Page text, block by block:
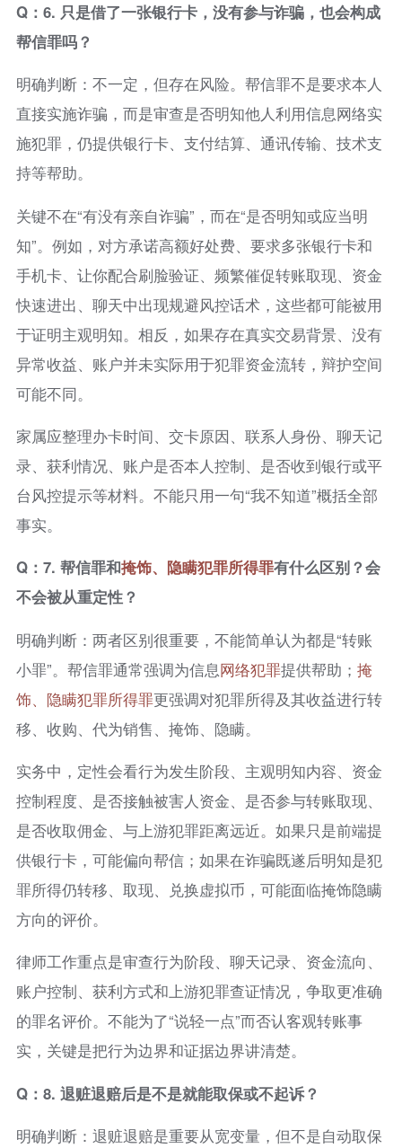
Q：6. 只是借了一张银行卡，没有参与诈骗，也会构成
帮信罪吗？
明确判断：不一定，但存在风险。帮信罪不是要求本人
直接实施诈骗，而是审查是否明知他人利用信息网络实
施犯罪，仍提供银行卡、支付结算、通讯传输、技术支
持等帮助。
关键不在“有没有亲自诈骗”，而在“是否明知或应当明
知”。例如，对方承诺高额好处费、要求多张银行卡和
手机卡、让你配合刷脸验证、频繁催促转账取现、资金
快速进出、聊天中出现规避风控话术，这些都可能被用
于证明主观明知。相反，如果存在真实交易背景、没有
异常收益、账户并未实际用于犯罪资金流转，辩护空间
可能不同。
家属应整理办卡时间、交卡原因、联系人身份、聊天记
录、获利情况、账户是否本人控制、是否收到银行或平
台风控提示等材料。不能只用一句“我不知道”概括全部
事实。
Q：7. 帮信罪和掩饰、隐瞒犯罪所得罪有什么区别？会
不会被从重定性？
明确判断：两者区别很重要，不能简单认为都是“转账
小罪”。帮信罪通常强调为信息网络犯罪提供帮助； 掩
饰、隐瞒犯罪所得罪更强调对犯罪所得及其收益进行转
移、收购、代为销售、掩饰、隐瞒。
实务中，定性会看行为发生阶段、主观明知内容、资金
控制程度、是否接触被害人资金、是否参与转账取现、
是否收取佣金、与上游犯罪距离远近。如果只是前端提
供银行卡，可能偏向帮信；如果在诈骗既遂后明知是犯
罪所得仍转移、取现、兑换虚拟币，可能面临掩饰隐瞒
方向的评价。
律师工作重点是审查行为阶段、聊天记录、资金流向、
账户控制、获利方式和上游犯罪查证情况，争取更准确
的罪名评价。不能为了“说轻一点”而否认客观转账事
实，关键是把行为边界和证据边界讲清楚。
Q：8. 退赃退赔后是不是就能取保或不起诉？
明确判断：退赃退赔是重要从宽变量，但不是自动取保